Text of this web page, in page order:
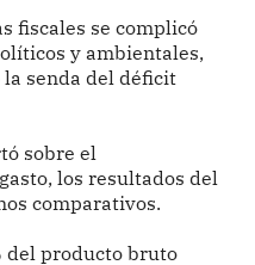
fiscales se complicó
y ambientales,
la senda del déficit
sobre el
los resultados del
comparativos.
del producto bruto